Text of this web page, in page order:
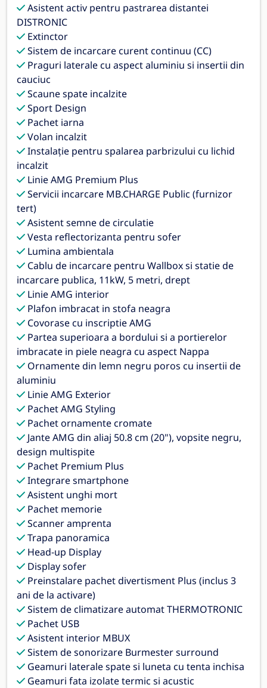
Asistent activ pentru pastrarea distantei
DISTRONIC
Extinctor
Sistem de incarcare curent continuu (CC)
Praguri laterale cu aspect aluminiu si insertii din
cauciuc
Scaune spate incalzite
Sport Design
Pachet iarna
Volan incalzit
Instalaţie pentru spalarea parbrizului cu lichid
incalzit
Linie AMG Premium Plus
Servicii incarcare MB.CHARGE Public (furnizor
tert)
Asistent semne de circulatie
Vesta reflectorizanta pentru sofer
Lumina ambientala
Cablu de incarcare pentru Wallbox si statie de
incarcare publica, 11kW, 5 metri, drept
Linie AMG interior
Plafon imbracat in stofa neagra
Covorase cu inscriptie AMG
Partea superioara a bordului si a portierelor
imbracate in piele neagra cu aspect Nappa
Ornamente din lemn negru poros cu insertii de
aluminiu
Linie AMG Exterior
Pachet AMG Styling
Pachet ornamente cromate
Jante AMG din aliaj 50.8 cm (20"), vopsite negru,
design multispite
Pachet Premium Plus
Integrare smartphone
Asistent unghi mort
Pachet memorie
Scanner amprenta
Trapa panoramica
Head-up Display
Display sofer
Preinstalare pachet divertisment Plus (inclus 3
ani de la activare)
Sistem de climatizare automat THERMOTRONIC
Pachet USB
Asistent interior MBUX
Sistem de sonorizare Burmester surround
Geamuri laterale spate si luneta cu tenta inchisa
Geamuri fata izolate termic si acustic